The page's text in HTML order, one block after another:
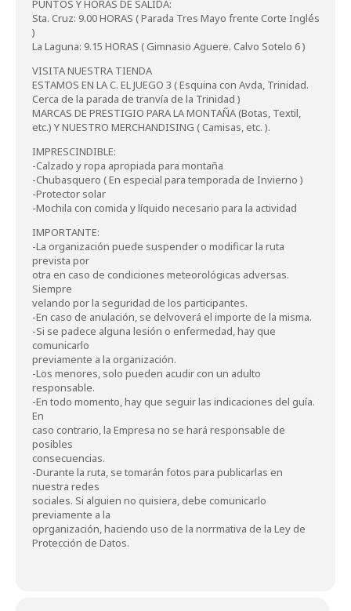
PUNTOS Y HORAS DE SALIDA:
Sta. Cruz: 9.00 HORAS ( Parada Tres Mayo frente Corte Inglés
)
La Laguna: 9.15 HORAS ( Gimnasio Aguere. Calvo Sotelo 6 )
VISITA NUESTRA TIENDA
ESTAMOS EN LA C. EL JUEGO 3 ( Esquina con Avda, Trinidad.
Cerca de la parada de tranvía de la Trinidad )
MARCAS DE PRESTIGIO PARA LA MONTAÑA (Botas, Textil,
etc.) Y NUESTRO MERCHANDISING ( Camisas, etc. ).
IMPRESCINDIBLE:
-Calzado y ropa apropiada para montaña
-Chubasquero ( En especial para temporada de Invierno )
-Protector solar
-Mochila con comida y líquido necesario para la actividad
IMPORTANTE:
-La organización puede suspender o modificar la ruta
prevista por
otra en caso de condiciones meteorológicas adversas.
Siempre
velando por la seguridad de los participantes.
-En caso de anulación, se delvoverá el importe de la misma.
-Si se padece alguna lesión o enfermedad, hay que
comunicarlo
previamente a la organización.
-Los menores, solo pueden acudir con un adulto
responsable.
-En todo momento, hay que seguir las indicaciones del guía.
En
caso contrario, la Empresa no se hará responsable de
posibles
consecuencias.
-Durante la ruta, se tomarán fotos para publicarlas en
nuestra redes
sociales. Si alguien no quisiera, debe comunicarlo
previamente a la
oprganización, haciendo uso de la norrmativa de la Ley de
Protección de Datos.